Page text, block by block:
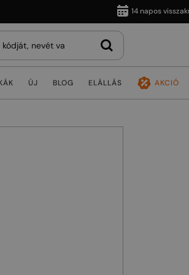
14 napos visszaküldés
ÚJ BLOG ELÁLLÁS AKCIÓ